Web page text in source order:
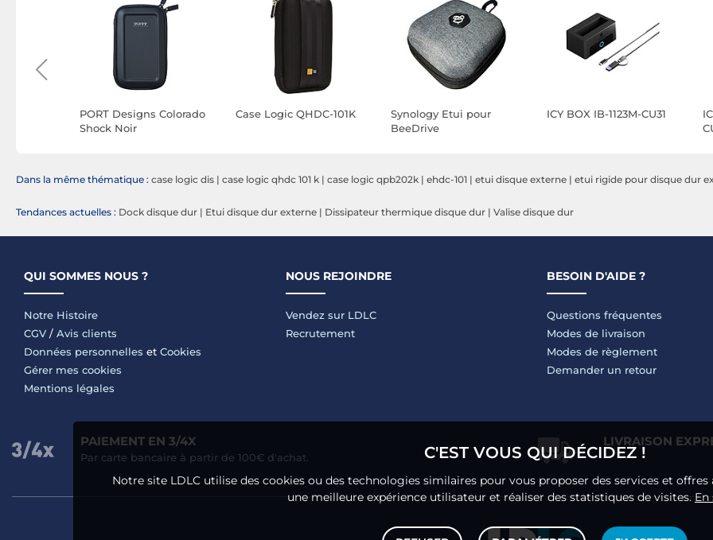
PORT Designs Colorado
Shock Noir
Case Logic QHDC-101K
Synology Etui pour
BeeDrive
ICY BOX IB-1123M-CU31
Dans la même thématique : case logic dis | case logic qhdc 101 k | case logic qpb202k | ehdc-101 | etui disque externe | etui rigide pour disque dur
Tendances actuelles : Dock disque dur | Etui disque dur externe | Dissipateur thermique disque dur | Valise disque dur
QUI SOMMES NOUS ?
Notre Histoire
CGV / Avis clients
Données personnelles et Cookies
Gérer mes cookies
Mentions légales
NOUS REJOINDRE
Vendez sur LDLC
Recrutement
BESOIN D'AIDE ?
Questions fréquentes
Modes de livraison
Modes de règlement
Demander un retour
PAIEMENT EN 3/4X
Par carte bancaire à partir de 100€ d'achat.
LIVRAISON
C'EST VOUS QUI DÉCIDEZ !
Notre site LDLC utilise des cookies ou des technologies similaires pour vous proposer des services et
une meilleure expérience utilisateur et réaliser des statistiques de visites. En